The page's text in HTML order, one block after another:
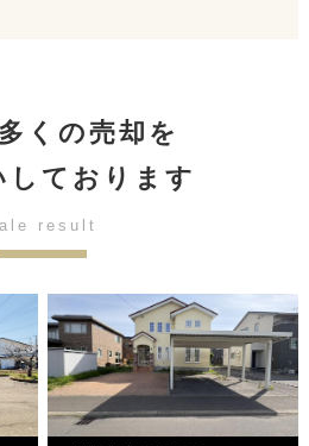
くの売却を
しております
result